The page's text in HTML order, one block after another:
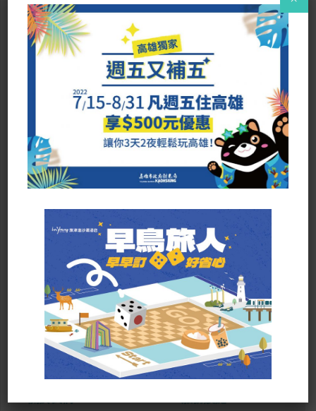
．以道載旅 道道精彩．
高雄市旗津區旗津三路1050號3樓
訂房專線：07-5721818 #820
傳真：07-5721199
fo@inyounghotel.com.tw
SITE MAP